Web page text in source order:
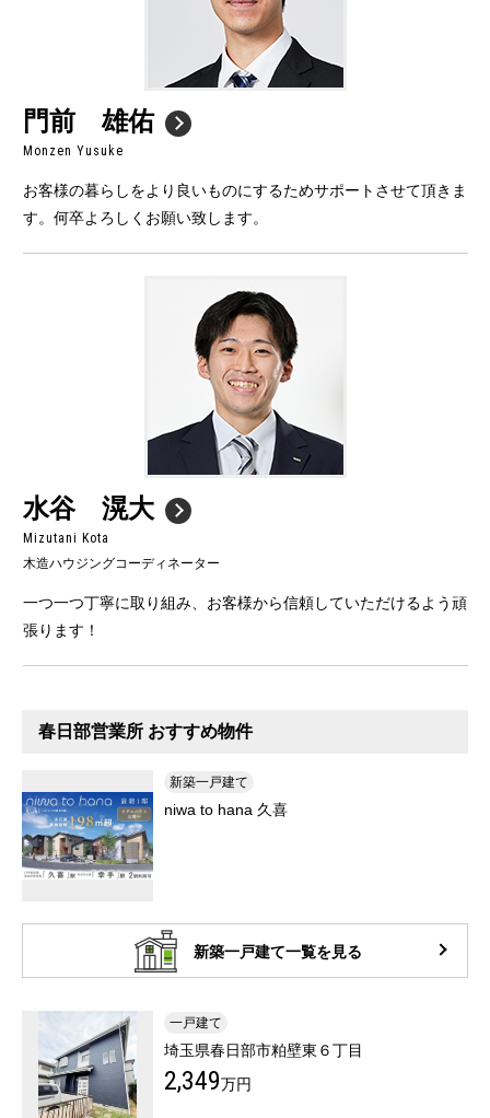
門前 雄佑
Monzen Yusuke
お客様の暮らしをより良いものにするためサポートさせて頂きま
す。何卒よろしくお願い致します。
水谷 滉大
Mizutani Kota
木造ハウジングコーディネーター
一つ一つ丁寧に取り組み、お客様から信頼していただけるよう頑
張ります！
春日部営業所 おすすめ物件
新築一戸建て
niwa to hana 久喜
新築一戸建て一覧を見る
一戸建て
埼玉県春日部市粕壁東６丁目
2,349万円